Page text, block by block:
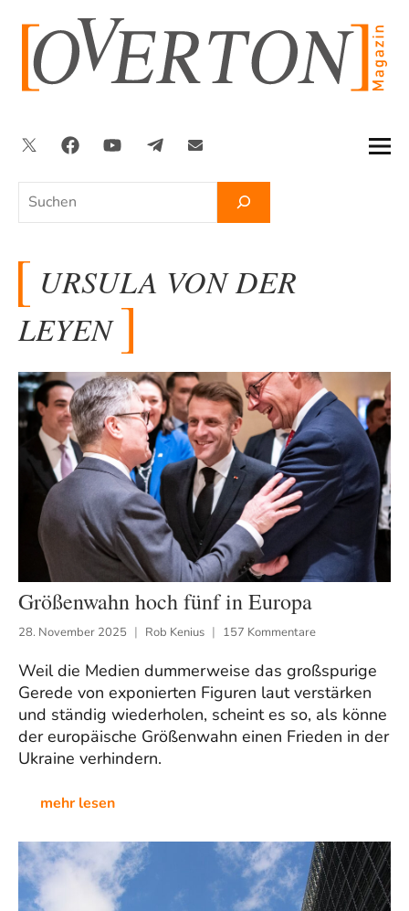
springen
Suchen
TwitterFacebookYouTubeTelegramNewsletter
URSULA VON DER
LEYEN
Größenwahn hoch fünf in Europa
28. November 2025 Rob Kenius 157 Kommentare
Weil die Medien dummerweise das großspurige
Gerede von exponierten Figuren laut verstärken
und ständig wiederholen, scheint es so, als könne
der europäische Größenwahn einen Frieden in der
Ukraine verhindern.
mehr lesen